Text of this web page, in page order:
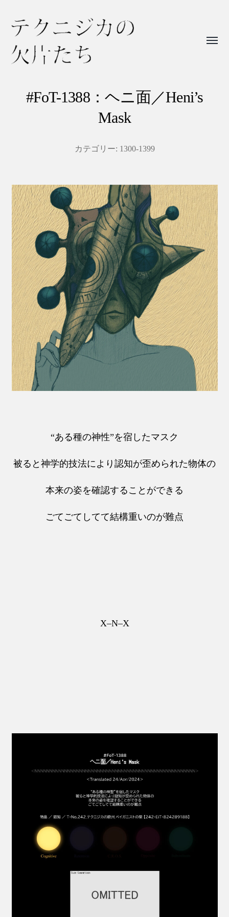
片
た
ち
#FoT-1388：ヘニ面／Heni’s
Mask
カテゴリー: 1300-1399
“ある種の神性”を宿したマスク
被ると神学的技法により認知が歪められた物体の
本来の姿を確認することができる
ごてごてしてて結構重いのが難点
X–N–X